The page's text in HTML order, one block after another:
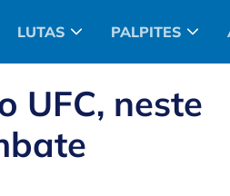
LUTAS PALPITES
UFC, neste